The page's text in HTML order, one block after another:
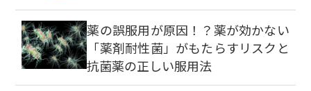
薬の誤服用が原因！？薬が効かない
「薬剤耐性菌」がもたらすリスクと
抗菌薬の正しい服用法